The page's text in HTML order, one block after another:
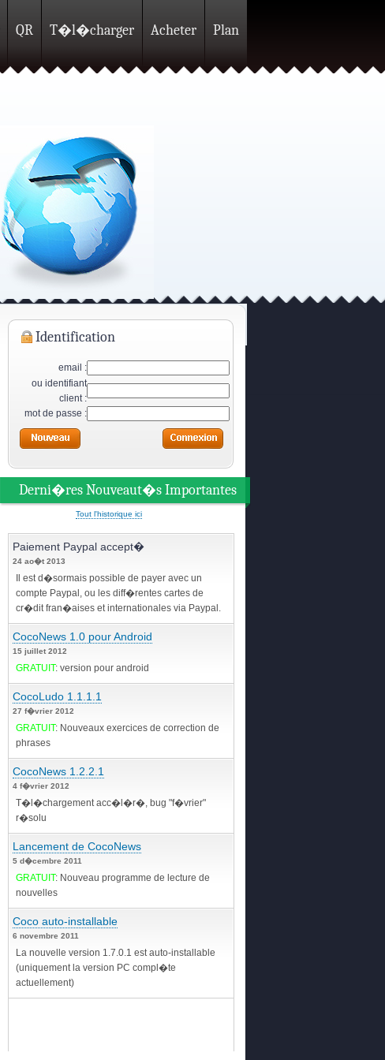
QR T�l�charger Acheter Plan
Identification
email :
ou identifiant
client :
mot de passe :
Derni�res Nouveaut�s Importantes
Tout l'historique ici
Paiement Paypal accept�
24 ao�t 2013
Il est d�sormais possible de payer avec un
compte Paypal, ou les diff�rentes cartes de
cr�dit fran�aises et internationales via Paypal.
CocoNews 1.0 pour Android
15 juillet 2012
GRATUIT: version pour android
CocoLudo 1.1.1.1
27 f�vrier 2012
GRATUIT: Nouveaux exercices de correction de
phrases
CocoNews 1.2.2.1
4 f�vrier 2012
T�l�chargement acc�l�r�, bug "f�vrier"
r�solu
Lancement de CocoNews
5 d�cembre 2011
GRATUIT: Nouveau programme de lecture de
nouvelles
Coco auto-installable
6 novembre 2011
La nouvelle version 1.7.0.1 est auto-installable
(uniquement la version PC compl�te
actuellement)